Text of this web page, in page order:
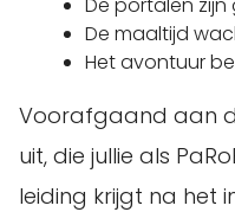
De maaltijd
Het avontuur
Voorafgaand aan
uit, die jullie als
leiding krijgt na het